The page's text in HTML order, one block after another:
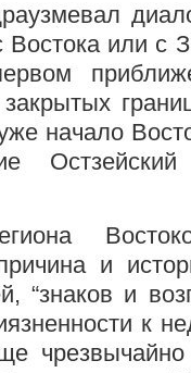
Востока или с
начало
и
“знаков и
к